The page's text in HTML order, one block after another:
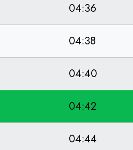
04:36
04:38
04:40
04:42
04:44